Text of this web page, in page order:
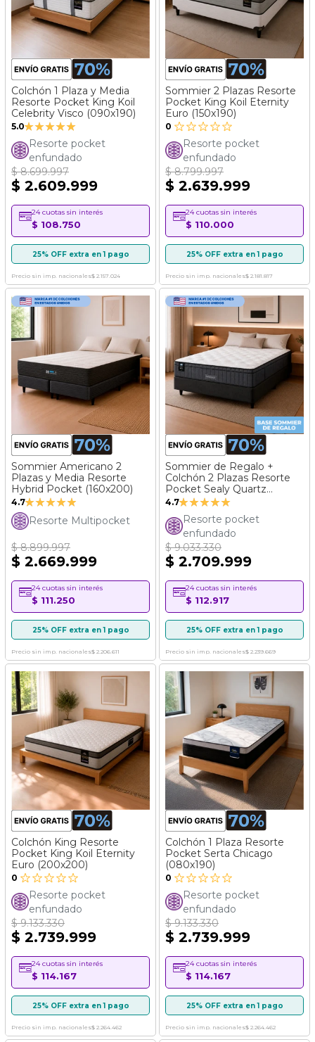
Colchón 1 Plaza y Media
Resorte Pocket King Koil
Celebrity Visco (090x190)
5.0Valoración:
100%
Resorte pocket
enfundado
$ 8.699.997
$ 2.609.999
24 cuotas sin interés
$ 108.750
25% OFF extra en 1 pago
Precio sin imp. nacionales$ 2.157.024
Sommier 2 Plazas Resorte
Pocket King Koil Eternity
Euro (150x190)
0
Resorte pocket
enfundado
$ 8.799.997
$ 2.639.999
24 cuotas sin interés
$ 110.000
25% OFF extra en 1 pago
Precio sin imp. nacionales$ 2.181.817
Sommier Americano 2
Plazas y Media Resorte
Hybrid Pocket (160x200)
4.7Valoración:
93%
Resorte Multipocket
$ 8.899.997
$ 2.669.999
24 cuotas sin interés
$ 111.250
25% OFF extra en 1 pago
Precio sin imp. nacionales$ 2.206.611
Sommier de Regalo +
Colchón 2 Plazas Resorte
Pocket Sealy Quartz
(140x190)
4.7Valoración:
94%Resorte pocket
enfundado
$ 9.033.330
$ 2.709.999
24 cuotas sin interés
$ 112.917
25% OFF extra en 1 pago
Precio sin imp. nacionales$ 2.239.669
Colchón King Resorte
Pocket King Koil Eternity
Euro (200x200)
0
Resorte pocket
enfundado
$ 9.133.330
$ 2.739.999
24 cuotas sin interés
$ 114.167
25% OFF extra en 1 pago
Precio sin imp. nacionales$ 2.264.462
Colchón 1 Plaza Resorte
Pocket Serta Chicago
(080x190)
0
Resorte pocket
enfundado
$ 9.133.330
$ 2.739.999
24 cuotas sin interés
$ 114.167
25% OFF extra en 1 pago
Precio sin imp. nacionales$ 2.264.462